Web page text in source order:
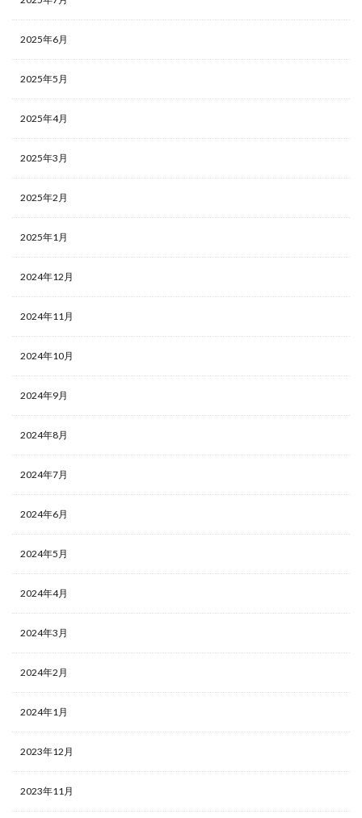
2025年6月
2025年5月
2025年4月
2025年3月
2025年2月
2025年1月
2024年12月
2024年11月
2024年10月
2024年9月
2024年8月
2024年7月
2024年6月
2024年5月
2024年4月
2024年3月
2024年2月
2024年1月
2023年12月
2023年11月